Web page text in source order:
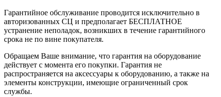
Гарантийное обслуживание проводится исключительно в
авторизованных СЦ и предполагает БЕСПЛАТНОЕ
устранение неполадок, возникших в течение гарантийного
срока не по вине покупателя.
Обращаем Ваше внимание, что гарантия на оборудование
действует с момента его покупки. Гарантия не
распространяется на аксессуары к оборудованию, а также на
элементы конструкции, имеющие ограниченный срок
службы.